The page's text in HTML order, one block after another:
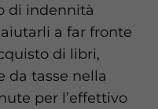
di indennità
a far fronte
di libri,
da tasse nella
per l’effettivo